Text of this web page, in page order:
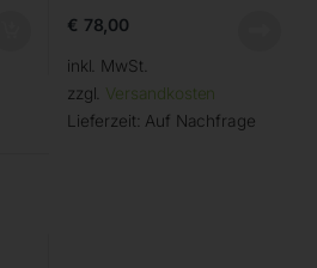
€ 78,00
inkl. MwSt.
zzgl. Versandkosten
Lieferzeit: Auf Nachfrage